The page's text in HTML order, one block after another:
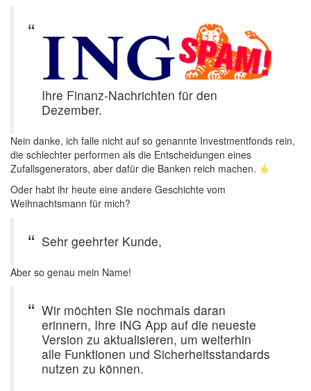
Ihre Finanz-Nachrichten für den
Dezember.
Nein danke, ich falle nicht auf so genannte Investmentfonds rein,
die schlechter performen als die Entscheidungen eines
Zufallsgenerators, aber dafür die Banken reich machen.
Oder habt ihr heute eine andere Geschichte vom
Weihnachtsmann für mich?
Sehr geehrter Kunde,
Aber so genau mein Name!
Wir möchten Sie nochmals daran
erinnern, Ihre ІNG App auf die neueste
Version zu aktualisieren, um weiterhin
alle Funktionen und Sicherheitsstandards
nutzen zu können.